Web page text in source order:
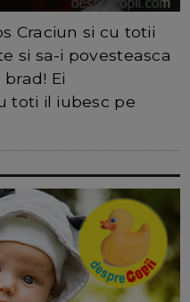
Craciun si cu totii
si sa-i povesteasca
Ei
toti il iubesc pe